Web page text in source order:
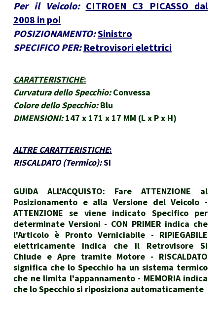
Per il Veicolo: CITROEN C3 PICASSO dal
2008 in poi
POSIZIONAMENTO:Sinistro
SPECIFICO PER: Retrovisori elettrici
CARATTERISTICHE:
Curvatura dello Specchio: Convessa
Colore dello Specchio: Blu
DIMENSIONI: 147 x 171 x 17 MM (L x P x H)
ALTRE CARATTERISTICHE:
RISCALDATO (Termico):SI
GUIDA ALL'ACQUISTO: Fare ATTENZIONE al
Posizionamento e alla Versione del Veicolo -
ATTENZIONE se viene indicato Specifico per
determinate Versioni - CON PRIMER indica che
l'Articolo è Pronto Verniciabile - RIPIEGABILE
elettricamente indica che il Retrovisore Si
Chiude e Apre tramite Motore - RISCALDATO
significa che lo Specchio ha un sistema termico
che ne limita l'appannamento - MEMORIA indica
che lo Specchio si riposiziona automaticamente